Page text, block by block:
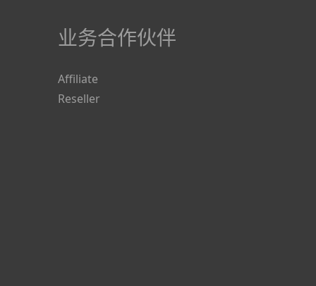
业务合作伙伴
Affiliate
Reseller